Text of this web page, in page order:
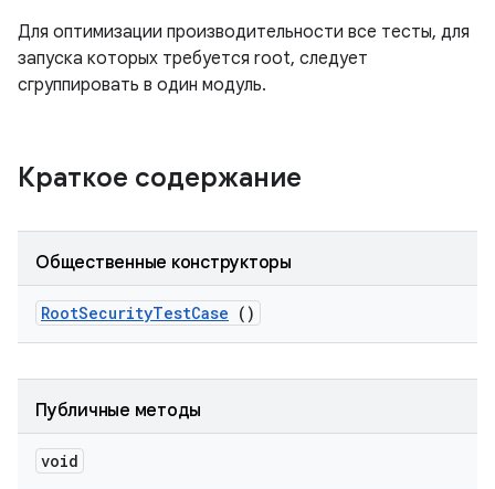
Для оптимизации производительности все тесты, для
запуска которых требуется root, следует
сгруппировать в один модуль.
Краткое содержание
Общественные конструкторы
RootSecurityTestCase ()
Публичные методы
void